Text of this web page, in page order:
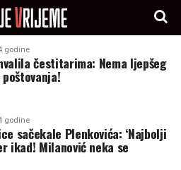
godine
čestitarima: Nema ljepšeg
godine
sačekale Plenkovića: ‘Najbolji
ikad! Milanović neka se